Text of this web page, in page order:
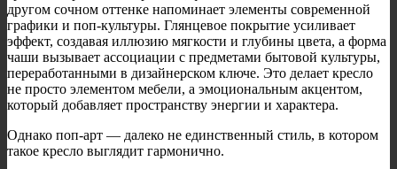
другом сочном оттенке напоминает элементы современной
графики и поп-культуры. Глянцевое покрытие усиливает
эффект, создавая иллюзию мягкости и глубины цвета, а форма
чаши вызывает ассоциации с предметами бытовой культуры,
переработанными в дизайнерском ключе. Это делает кресло
не просто элементом мебели, а эмоциональным акцентом,
который добавляет пространству энергии и характера.
Однако поп-арт — далеко не единственный стиль, в котором
такое кресло выглядит гармонично.